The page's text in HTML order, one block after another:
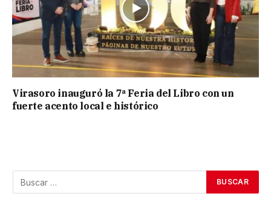
Virasoro inauguró la 7ª Feria del Libro con un
fuerte acento local e histórico